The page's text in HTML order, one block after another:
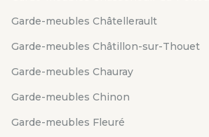
Garde-meubles Châtellerault
Garde-meubles Châtillon-sur-Thouet
Garde-meubles Chauray
Garde-meubles Chinon
Garde-meubles Fleuré